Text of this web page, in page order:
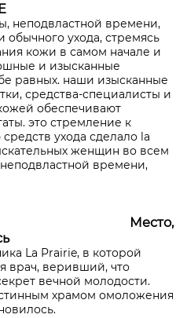
неподвластной времени,
обычного ухода, стремясь
кожи в самом начале и
и изысканные
равных. наши изысканные
средства-специалисты и
обеспечивают
это стремление к
ухода сделало la
женщин во всем
времени,
Место,
La Prairie, в которой
врач, веривший, что
вечной молодости.
храмом омоложения